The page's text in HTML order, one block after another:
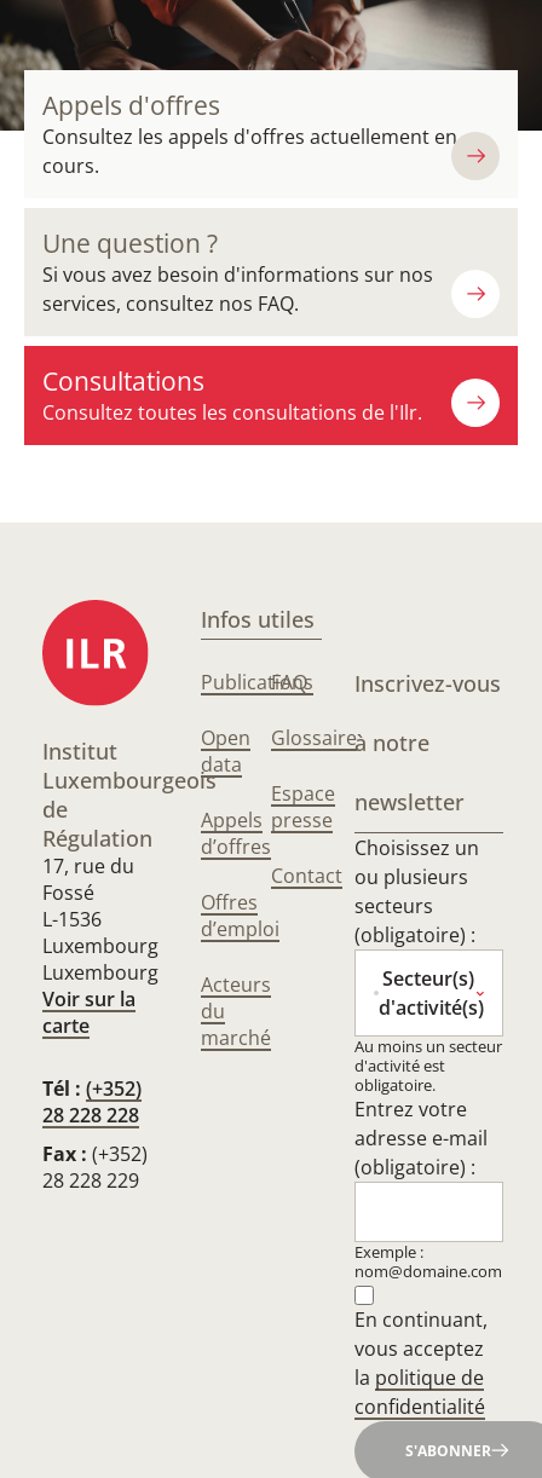
Appels d'offres
Consultez les appels d'offres actuellement en
cours.
Une question ?
Si vous avez besoin d'informations sur nos
services, consultez nos FAQ.
Consultations
Consultez toutes les consultations de l'Ilr.
Institut
Luxembourgeois
de
Régulation
17, rue du
Fossé
L-1536
Luxembourg
Luxembourg
Voir sur la
carte
Tél : (+352)
28 228 228
Fax : (+352)
28 228 229
Infos utiles
Publications
Open
data
Appels
d’offres
Offres
d’emploi
Acteurs
du
marché
FAQ
Glossaire
Espace
presse
Contact
Inscrivez-vous
à notre
newsletter
Choisissez un
ou plusieurs
secteurs
(obligatoire) :
Secteur(s)
d'activité(s)
Au moins un secteur
d'activité est
obligatoire.
Entrez votre
adresse e-mail
(obligatoire) :
Exemple :
nom@domaine.com
En continuant,
vous acceptez
la politique de
confidentialité
S'ABONNER